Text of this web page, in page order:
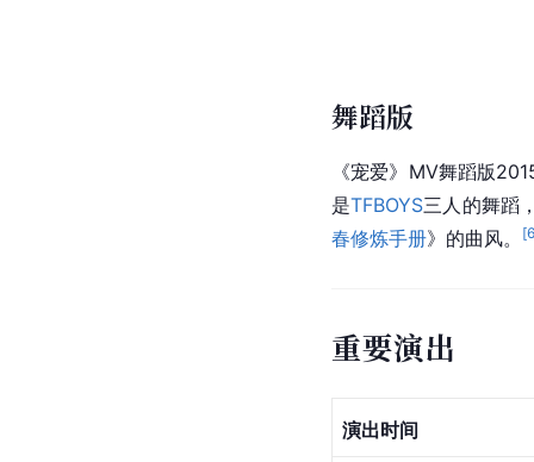
舞蹈版
《宠爱》MV舞蹈版
是TFBOYS三人的舞蹈
春修炼手册》的曲风。 [
重要演出
演出时间